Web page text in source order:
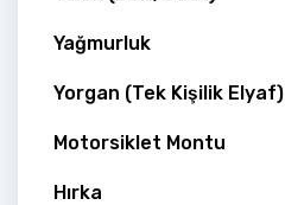
Yağmurluk
Yorgan (Tek Kişilik Elyaf)
Motorsiklet Montu
Hırka